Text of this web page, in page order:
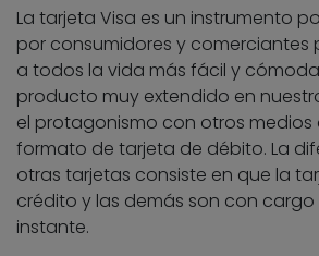
La tarjeta Visa es un instrumento
por consumidores y comerciantes
a todos la vida más fácil y
producto muy extendido en
el protagonismo con otros
formato de tarjeta de débito. La
otras tarjetas consiste en que la
crédito y las demás son con
instante.